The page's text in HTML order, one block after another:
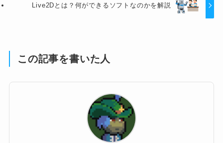
Live2Dとは？何ができるソフトなのかを解説
この記事を書いた人